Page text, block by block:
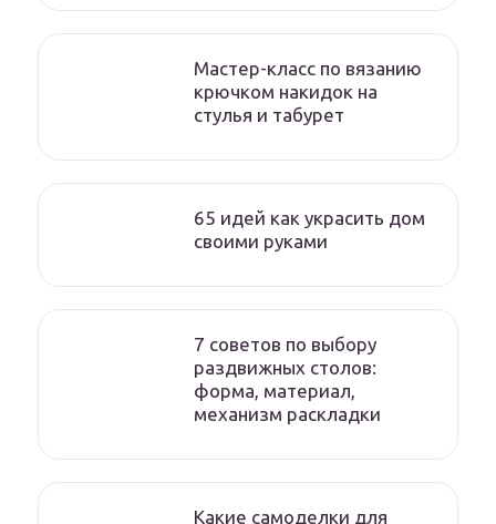
Мастер-класс по вязанию
крючком накидок на
стулья и табурет
65 идей как украсить дом
своими руками
7 советов по выбору
раздвижных столов:
форма, материал,
механизм раскладки
Какие самоделки для